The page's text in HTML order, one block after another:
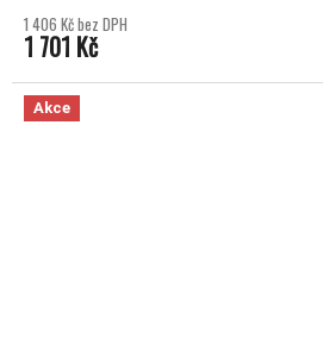
1 406 Kč bez DPH
1 701 Kč
Akce